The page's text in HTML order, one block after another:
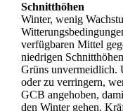
Schnitthöhen
Winter, wenig
verfügbaren Mittel
niedrigen
Grüns unvermeidlich.
oder zu verringern,
GCB angehoben,
den Winter gehen.